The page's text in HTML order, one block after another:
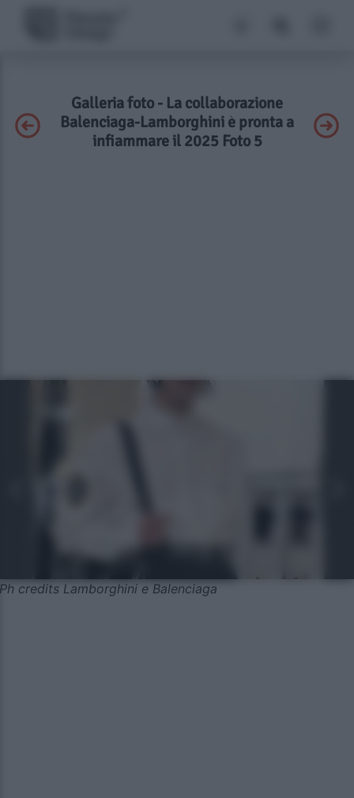
Galleria foto - La collaborazione
Balenciaga-Lamborghini è pronta a
infiammare il 2025 Foto 5
Ph credits Lamborghini e Balenciaga